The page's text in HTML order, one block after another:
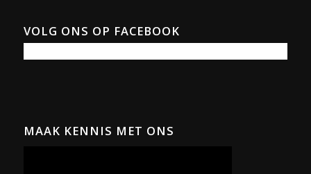
VOLG ONS OP FACEBOOK
MAAK KENNIS MET ONS